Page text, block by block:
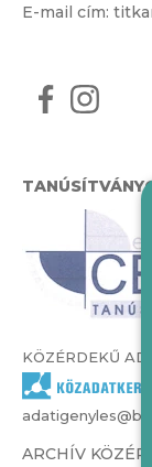
E-mail cím:
KÖZÉRDEKŰ
ARCHÍV